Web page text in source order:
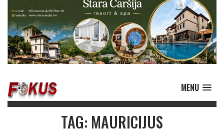
MENU
TAG: MAURICIJUS